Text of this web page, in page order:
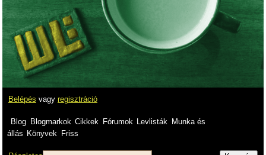
Belépés vagy regisztráció
Blog Blogmarkok Cikkek Fórumok Levlisták
Munka és
állás Könyvek Friss